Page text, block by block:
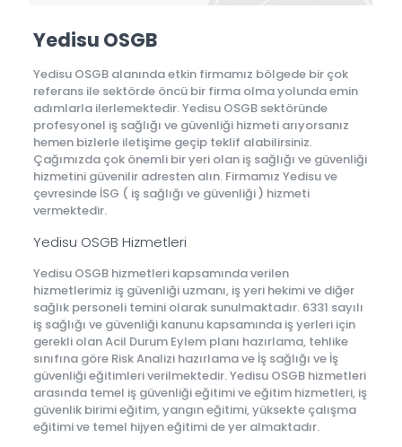
Yedisu OSGB
Yedisu OSGB alanında etkin firmamız bölgede bir çok
referans ile sektörde öncü bir firma olma yolunda emin
adımlarla ilerlemektedir. Yedisu OSGB sektöründe
profesyonel iş sağlığı ve güvenliği hizmeti arıyorsanız
hemen bizlerle iletişime geçip teklif alabilirsiniz.
Çağımızda çok önemli bir yeri olan iş sağlığı ve güvenliği
hizmetini güvenilir adresten alın. Firmamız Yedisu ve
çevresinde İSG ( iş sağlığı ve güvenliği ) hizmeti
vermektedir.
Yedisu OSGB Hizmetleri
Yedisu OSGB hizmetleri kapsamında verilen
hizmetlerimiz iş güvenliği uzmanı, iş yeri hekimi ve diğer
sağlık personeli temini olarak sunulmaktadır. 6331 sayılı
iş sağlığı ve güvenliği kanunu kapsamında iş yerleri için
gerekli olan Acil Durum Eylem planı hazırlama, tehlike
sınıfına göre Risk Analizi hazırlama ve İş sağlığı ve İş
güvenliği eğitimleri verilmektedir. Yedisu OSGB hizmetleri
arasında temel iş güvenliği eğitimi ve eğitim hizmetleri, iş
güvenlik birimi eğitim, yangın eğitimi, yüksekte çalışma
eğitimi ve temel hijyen eğitimi de yer almaktadır.